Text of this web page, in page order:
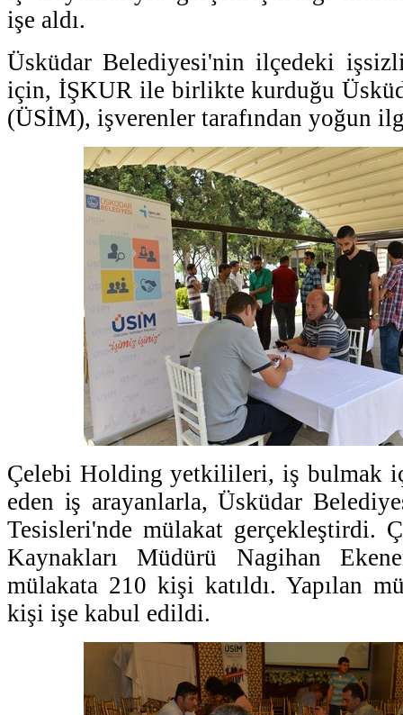
işe aldı.
Üsküdar Belediyesi'nin ilçedeki
için, İŞKUR ile birlikte kurduğu
(ÜSİM), işverenler tarafından yoğun
Çelebi Holding yetkilileri, iş bulmak
eden iş arayanlarla, Üsküdar
Tesisleri'nde mülakat gerçekleştirdi.
Kaynakları Müdürü Nagihan
mülakata 210 kişi katıldı. Yapılan
kişi işe kabul edildi.